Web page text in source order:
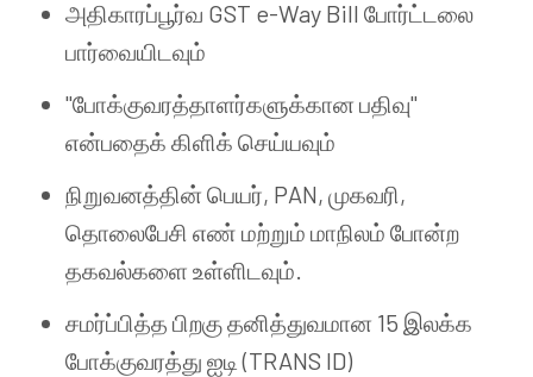
அதிகாரப்பூர்வ GST e-Way Bill போர்ட்டலை
பார்வையிடவும்
"போக்குவரத்தாளர்களுக்கான பதிவு"
என்பதைக் கிளிக் செய்யவும்
நிறுவனத்தின் பெயர், PAN, முகவரி,
தொலைபேசி எண் மற்றும் மாநிலம் போன்ற
தகவல்களை உள்ளிடவும்.
சமர்ப்பித்த பிறகு தனித்துவமான 15 இலக்க
போக்குவரத்து ஐடி (TRANS ID)